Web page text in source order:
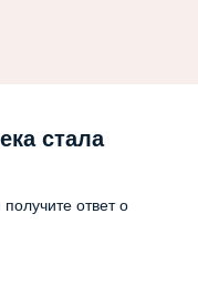
стала
ответ о